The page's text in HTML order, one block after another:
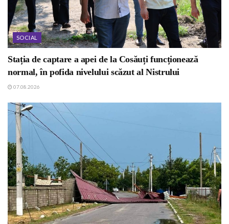
SOCIAL
Stația de captare a apei de la Cosăuți funcționează
normal, în pofida nivelului scăzut al Nistrului
07.08.2026